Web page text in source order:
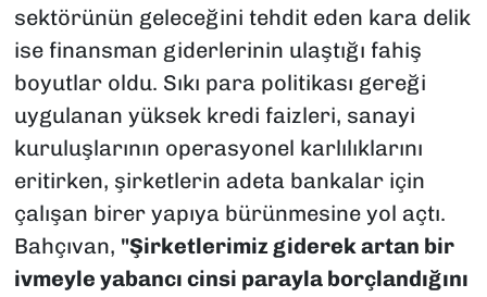
sektörünün geleceğini tehdit eden kara delik
ise finansman giderlerinin ulaştığı fahiş
boyutlar oldu. Sıkı para politikası gereği
uygulanan yüksek kredi faizleri, sanayi
kuruluşlarının operasyonel karlılıklarını
eritirken, şirketlerin adeta bankalar için
çalışan birer yapıya bürünmesine yol açtı.
Bahçıvan, "Şirketlerimiz giderek artan bir
ivmeyle yabancı cinsi parayla borçlandığını